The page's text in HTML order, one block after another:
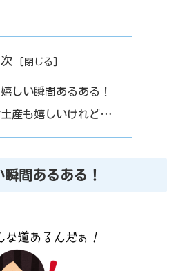
しい瞬間あるある！
産も嬉しいけれど…
間あるある！